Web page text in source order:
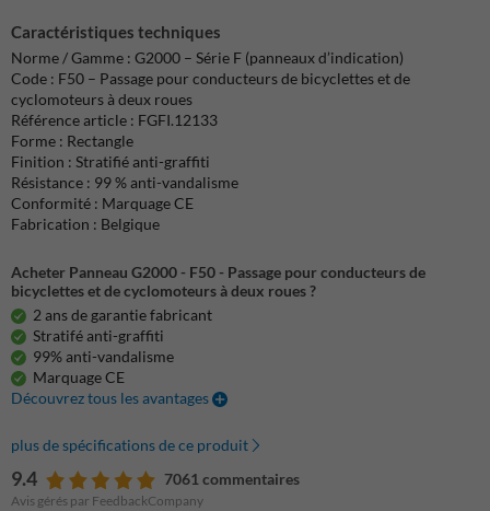
Caractéristiques techniques
Norme / Gamme : G2000 – Série F (panneaux d’indication)
Code : F50 – Passage pour conducteurs de bicyclettes et de
cyclomoteurs à deux roues
Référence article : FGFI.12133
Forme : Rectangle
Finition : Stratifié anti-graffiti
Résistance : 99 % anti-vandalisme
Conformité : Marquage CE
Fabrication : Belgique
Acheter Panneau G2000 - F50 - Passage pour conducteurs de
bicyclettes et de cyclomoteurs à deux roues ?
2 ans de garantie fabricant
Stratifé anti-graffiti
99% anti-vandalisme
Marquage CE
Découvrez tous les avantages
plus de spécifications de ce produit
9.4 7061 commentaires
Avis gérés par FeedbackCompany